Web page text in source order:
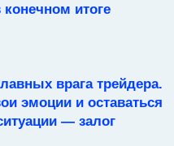
конечном итоге
врага трейдера.
эмоции и оставаться
— залог